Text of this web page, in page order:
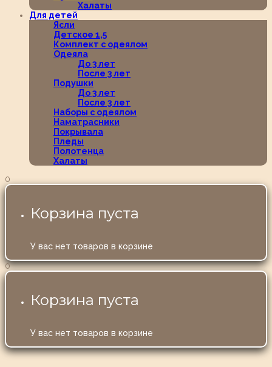
Халаты
Для детей
Ясли
Детское 1,5
Комплект с одеялом
Одеяла
До 3 лет
После 3 лет
Подушки
До 3 лет
После 3 лет
Наборы с одеялом
Наматрасники
Покрывала
Пледы
Полотенца
Халаты
0
Корзина пуста
У вас нет товаров в корзине
0
Корзина пуста
У вас нет товаров в корзине